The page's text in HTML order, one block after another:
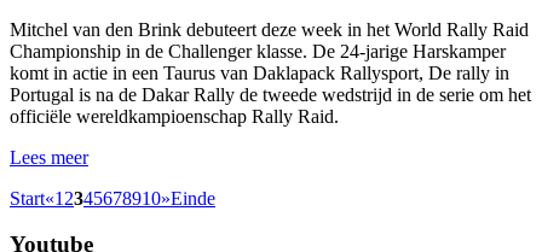
Mitchel van den Brink debuteert deze week in het World Rally Raid
Championship in de Challenger klasse. De 24-jarige Harskamper
komt in actie in een Taurus van Daklapack Rallysport, De rally in
Portugal is na de Dakar Rally de tweede wedstrijd in de serie om het
officiële wereldkampioenschap Rally Raid.
Lees meer
Start«1 2345678910»Einde
Youtube